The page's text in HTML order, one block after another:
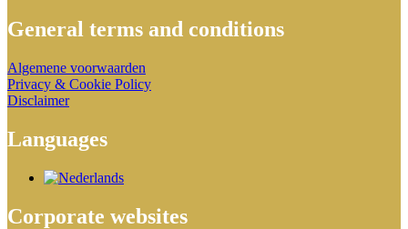
General terms and conditions
Algemene voorwaarden
Privacy & Cookie Policy
Disclaimer
Languages
Corporate websites